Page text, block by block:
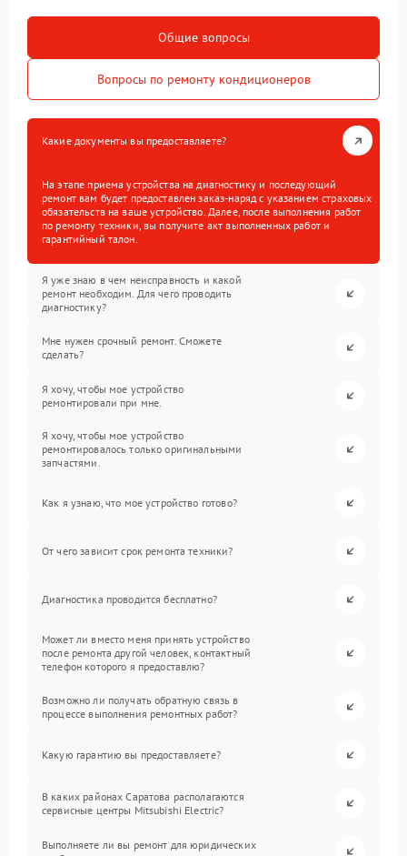
Общие вопросы
Вопросы по ремонту кондиционеров
Какие документы вы предоставляете?
На этапе приема устройства на диагностику и последующий
ремонт вам будет предоставлен заказ-наряд с указанием страховых
обязательств на ваше устройство. Далее, после выполнения работ
по ремонту техники, вы получите акт выполненных работ и
гарантийный талон.
Я уже знаю в чем неисправность и какой
ремонт необходим. Для чего проводить
диагностику?
Мне нужен срочный ремонт. Сможете
сделать?
Я хочу, чтобы мое устройство
ремонтировали при мне.
Я хочу, чтобы мое устройство
ремонтировалось только оригинальными
запчастями.
Как я узнаю, что мое устройство готово?
От чего зависит срок ремонта техники?
Диагностика проводится бесплатно?
Может ли вместо меня принять устройство
после ремонта другой человек, контактный
телефон которого я предоставлю?
Возможно ли получать обратную связь в
процессе выполнения ремонтных работ?
Какую гарантию вы предоставляете?
В каких районах Саратова располагаются
сервисные центры Mitsubishi Electric?
Выполняете ли вы ремонт для юридических